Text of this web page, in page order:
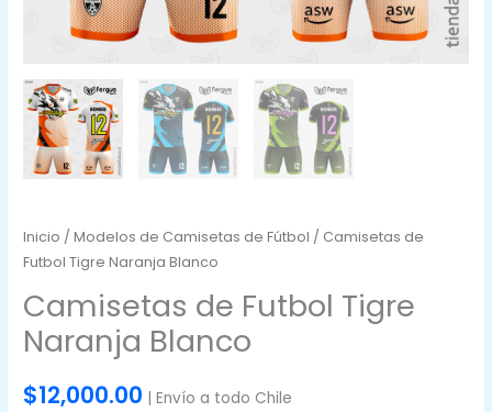
Inicio /Modelos de Camisetas de Fútbol / Camisetas de
Futbol Tigre Naranja Blanco
Camisetas de Futbol Tigre
Naranja Blanco
$12,000.00 | Envío a todo Chile